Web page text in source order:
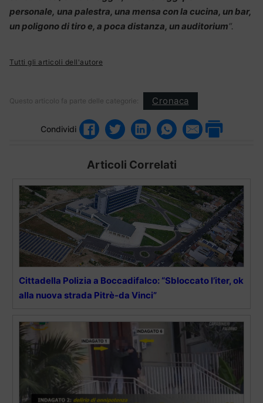
personale, una palestra, una mensa con la cucina, un bar,
un poligono di tiro e, a poca distanza, un auditorium“.
Tutti gli articoli dell'autore
Questo articolo fa parte delle categorie: Cronaca
Condividi
Articoli Correlati
Cittadella Polizia a Boccadifalco: “Sbloccato l’iter, ok
alla nuova strada Pitrè-da Vinci”